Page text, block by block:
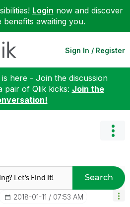
Login now and discover
benefits awaiting you.
Sign In / Register
here - Join the discussion
pair of Qlik kicks: Join the
Search
‎2018-01-11 07:53 AM